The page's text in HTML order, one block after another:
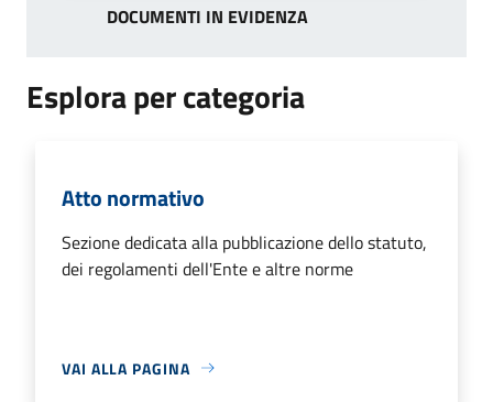
DOCUMENTI IN EVIDENZA
Esplora per categoria
Atto normativo
Sezione dedicata alla pubblicazione dello statuto,
dei regolamenti dell'Ente e altre norme
VAI ALLA PAGINA